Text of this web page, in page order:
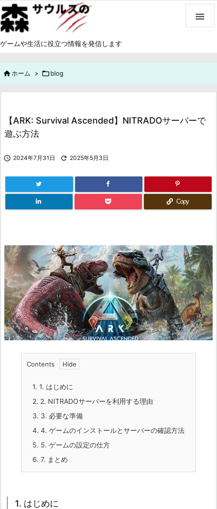

ゲームや生活に役立つ情報を発信します
ホーム > blog
【ARK: Survival Ascended】NITRADOサーバーで
遊ぶ方法
 2024年7月31日  2025年5月3日
Copy
Contents
1. 1. はじめに
2. 2. NITRADOサーバーを利用する理由
3. 3. 必要な準備
4. 4. ゲームのインストールとサーバーの確認方法
5. 5. ゲームの設定の仕方
6. 7. まとめ
1. はじめに